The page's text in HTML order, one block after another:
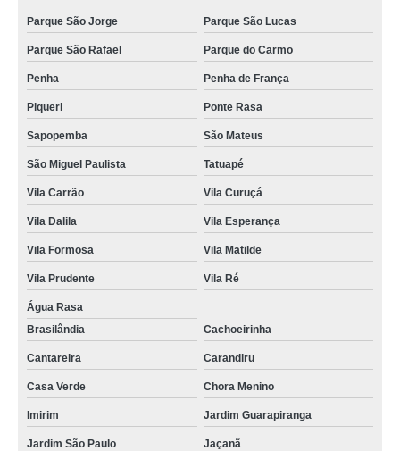
Parque São Jorge Parque São Lucas
Parque São Rafael Parque do Carmo
Penha Penha de França
Piqueri Ponte Rasa
Sapopemba São Mateus
São Miguel Paulista Tatuapé
Vila Carrão Vila Curuçá
Vila Dalila Vila Esperança
Vila Formosa Vila Matilde
Vila Prudente Vila Ré
Água Rasa
Brasilândia
Cachoeirinha
Cantareira Carandiru
Casa Verde Chora Menino
Imirim Jardim Guarapiranga
Jardim São Paulo Jaçanã